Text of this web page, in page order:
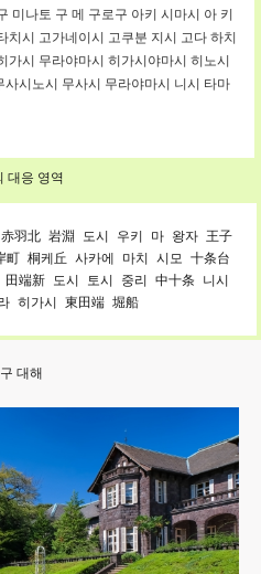
미나토 구 메 구로구 아키 시마시 아 키
치시 고가네이시 고쿠분 지시 고다 하치
가시 무라야마시 히가시야마시 히노시
사시노시 무사시 무라야마시 니시 타마
대응 영역
赤羽北 岩淵 도시 우키 마 왕자 王子
町 桐케丘 사카에 마치 시모
十条台
田端新 도시 토시 중리 中十条
니시
히가시 東田端 堀船
대해